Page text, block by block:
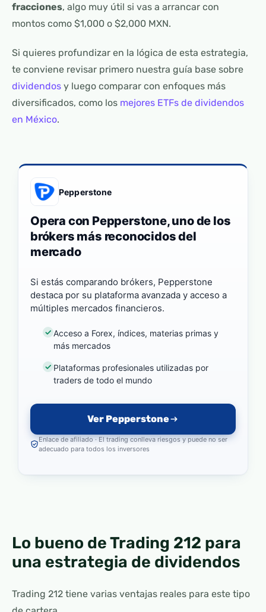
fracciones, algo muy útil si vas a arrancar con
montos como $1,000 o $2,000 MXN.
Si quieres profundizar en la lógica de esta estrategia,
te conviene revisar primero nuestra guía base sobre
dividendos y luego comparar con enfoques más
diversificados, como los mejores ETFs de dividendos
en México.
Pepperstone
Opera con Pepperstone, uno de los
brókers más reconocidos del
mercado
Si estás comparando brókers, Pepperstone
destaca por su plataforma avanzada y acceso a
múltiples mercados financieros.
Acceso a Forex, índices, materias primas y
más mercados
Plataformas profesionales utilizadas por
traders de todo el mundo
Ver Pepperstone
Enlace de afiliado · El trading conlleva riesgos y puede no ser
adecuado para todos los inversores
Lo bueno de Trading 212 para
una estrategia de dividendos
Trading 212 tiene varias ventajas reales para este tipo